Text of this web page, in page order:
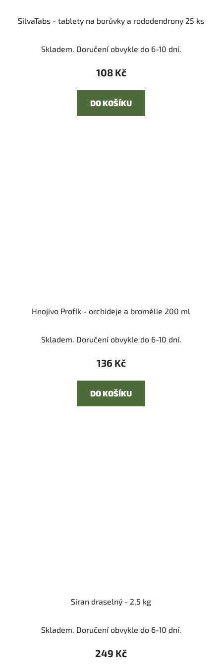
SilvaTabs - tablety na borůvky a rododendrony 25 ks
Skladem. Doručení obvykle do 6-10 dní.
108 Kč
DO KOŠÍKU
Hnojivo Profík - orchideje a bromélie 200 ml
Skladem. Doručení obvykle do 6-10 dní.
136 Kč
DO KOŠÍKU
Síran draselný - 2,5 kg
Skladem. Doručení obvykle do 6-10 dní.
249 Kč